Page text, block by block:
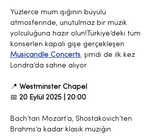
Yüzlerce mum ışığının büyülü
atmosferinde, unutulmaz bir müzik
yolculuğuna hazır olun!Türkiye’deki tüm
konserleri kapalı gişe gerçekleşen
Musicandle Concerts, şimdi de ilk kez
Londra’da sahne alıyor.
📍 Westminster Chapel
📅 20 Eylül 2025 | 20:00
Bach’tan Mozart’a, Shostakovich’ten
Brahms’a kadar klasik müziğin